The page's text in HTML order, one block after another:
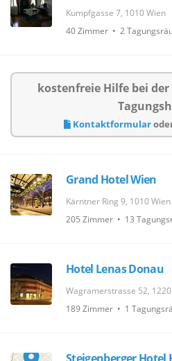
Kumpfgasse 7, 1010 Wien
40 Zimmer • 2
kostenfreie Hilfe bei
Kontaktformular
Grand Hotel Wien
Kärntner Ring 9, 1010 Wien
205 Zimmer • 13
Hotel Lenas Donau
Wagramerstrasse 52,
189 Zimmer • 1